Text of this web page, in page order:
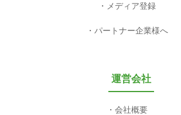
メディア登録
パートナー企業様へ
運営会社
会社概要